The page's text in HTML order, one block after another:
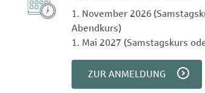
1. November 2026
Abendkurs)
1. Mai 2027 (Samstagskurs
ZUR ANMELDUNG